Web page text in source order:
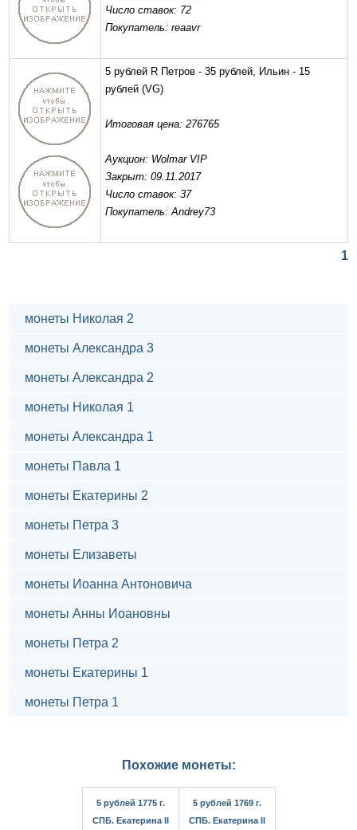
Число ставок: 72
Покупатель: reaavr
5 рублей R Петров - 35 рублей, Ильин - 15
рублей (VG)
Итоговая цена: 276765
Аукцион: Wolmar VIP
Закрыт: 09.11.2017
Число ставок: 37
Покупатель: Andrey73
1
монеты Николая 2
монеты Александра 3
монеты Александра 2
монеты Николая 1
монеты Александра 1
монеты Павла 1
монеты Екатерины 2
монеты Петра 3
монеты Елизаветы
монеты Иоанна Антоновича
монеты Анны Иоановны
монеты Петра 2
монеты Екатерины 1
монеты Петра 1
Похожие монеты:
5 рублей 1775 г.
СПБ. Екатерина II
5 рублей 1769 г.
СПБ. Екатерина II